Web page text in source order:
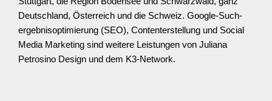
Deutschland, Österreich und die Schweiz. Google-Such­
ergebnis­­optimierung (SEO), Content­­erstellung und Social
Media Marketing sind weitere Leistungen von Juliana
Petrosino Design und dem K3-Network.